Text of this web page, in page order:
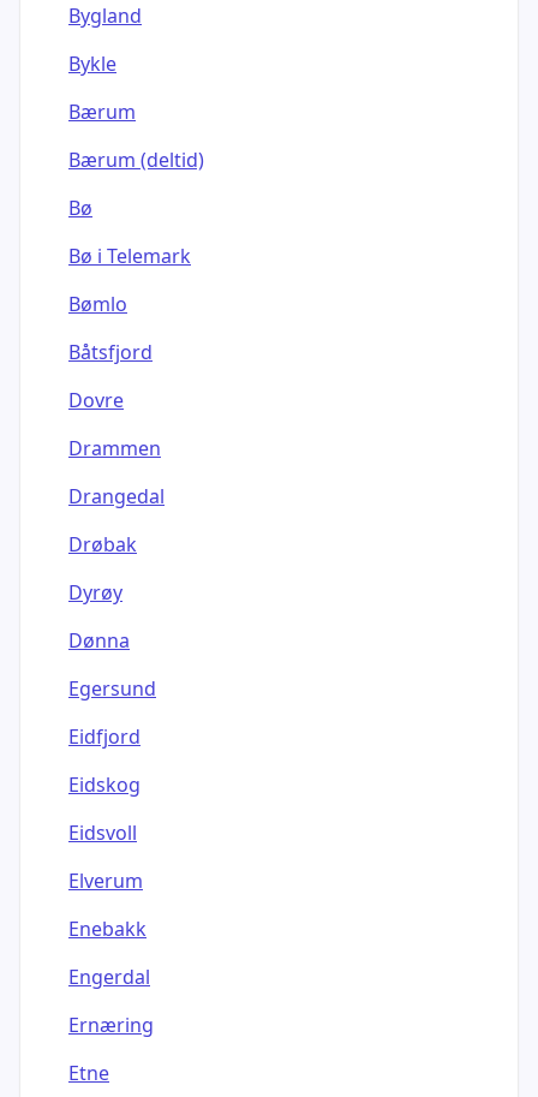
Bygland
Bykle
Bærum
Bærum (deltid)
Bø
Bø i Telemark
Bømlo
Båtsfjord
Dovre
Drammen
Drangedal
Drøbak
Dyrøy
Dønna
Egersund
Eidfjord
Eidskog
Eidsvoll
Elverum
Enebakk
Engerdal
Ernæring
Etne